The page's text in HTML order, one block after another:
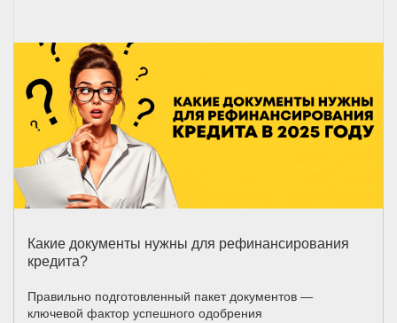
Какие документы нужны для рефинансирования
кредита?
Правильно подготовленный пакет документов —
ключевой фактор успешного одобрения